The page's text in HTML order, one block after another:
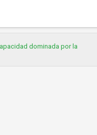
dominada por la